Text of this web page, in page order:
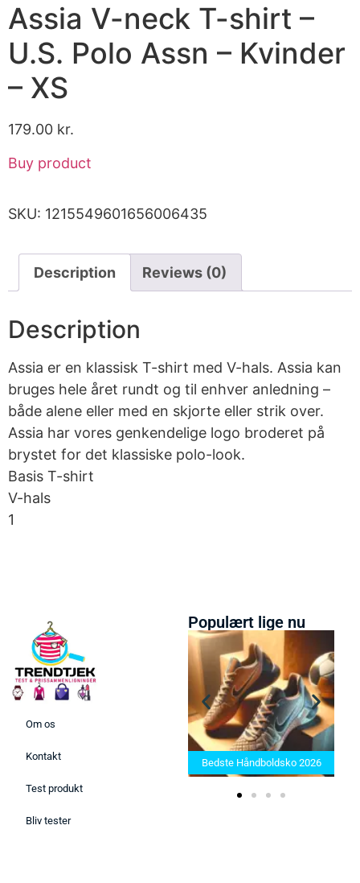
Assia V-neck T-shirt –
U.S. Polo Assn – Kvinder
– XS
179.00 kr.
Buy product
SKU: 1215549601656006435
Description Reviews (0)
Description
Assia er en klassisk T-shirt med V-hals. Assia kan
bruges hele året rundt og til enhver anledning –
både alene eller med en skjorte eller strik over.
Assia har vores genkendelige logo broderet på
brystet for det klassiske polo-look.
Basis T-shirt
V-hals
1
Om os
Kontakt
Test produkt
Bliv tester
Populært lige nu
Bedste Saunatæppe 2025 –
Find de bedste produkter her!
Bedste Håndboldsko 2026